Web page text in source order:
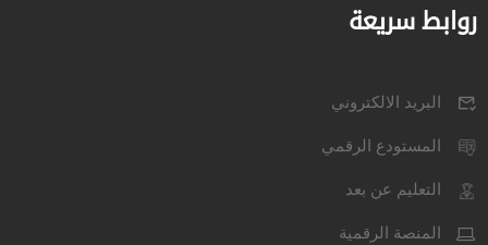
روابط سريعة
البريد الالكتروني
المستودع الرقمي
التعليم عن بعد
المنصة الرقمية